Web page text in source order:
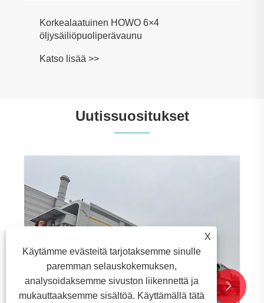
Korkealaatuinen HOWO 6×4
öljysäiliöpuoliperävaunu
Katso lisää >>
Uutissuositukset
 
X
Käytämme evästeitä tarjotaksemme sinulle
paremman selauskokemuksen,
analysoidaksemme sivuston liikennettä ja
mukauttaaksemme sisältöä. Käyttämällä tätä